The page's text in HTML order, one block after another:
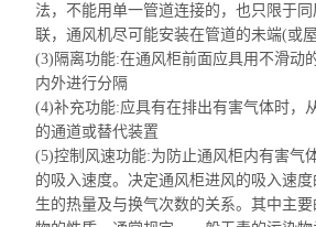
法，不能用单一管道连接的，也只限于
联，通风机尽可能安装在管道的未端(或屋
(3)隔离功能:在通风柜前面应具用不滑动
内外进行分隔
(4)补充功能:应具有在排出有害气体时，
的通道或替代装置
(5)控制风速功能:为防止通风柜内有害气
的吸入速度。决定通风柜进风的吸入速
生的热量及与换气次数的关系。其中主